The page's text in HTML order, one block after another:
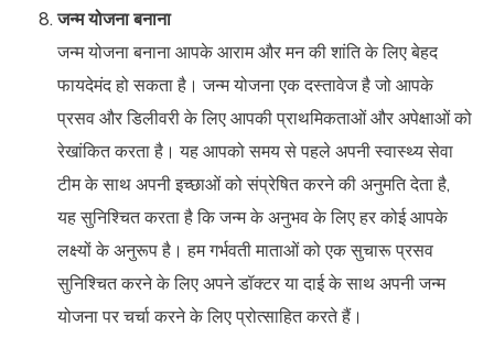
जन्म योजना बनाना
जन्म योजना बनाना आपके आराम और मन की शांति के लिए बेहद
फायदेमंद हो सकता है। जन्म योजना एक दस्तावेज है जो आपके
प्रसव और डिलीवरी के लिए आपकी प्राथमिकताओं और अपेक्षाओं को
रेखांकित करता है। यह आपको समय से पहले अपनी स्वास्थ्य सेवा
टीम के साथ अपनी इच्छाओं को संप्रेषित करने की अनुमति देता है,
यह सुनिश्चित करता है कि जन्म के अनुभव के लिए हर कोई आपके
लक्ष्यों के अनुरूप है। हम गर्भवती माताओं को एक सुचारू प्रसव
सुनिश्चित करने के लिए अपने डॉक्टर या दाई के साथ अपनी जन्म
योजना पर चर्चा करने के लिए प्रोत्साहित करते हैं।